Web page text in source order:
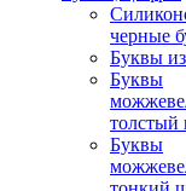
черные
Буквы
Буквы
Буквы